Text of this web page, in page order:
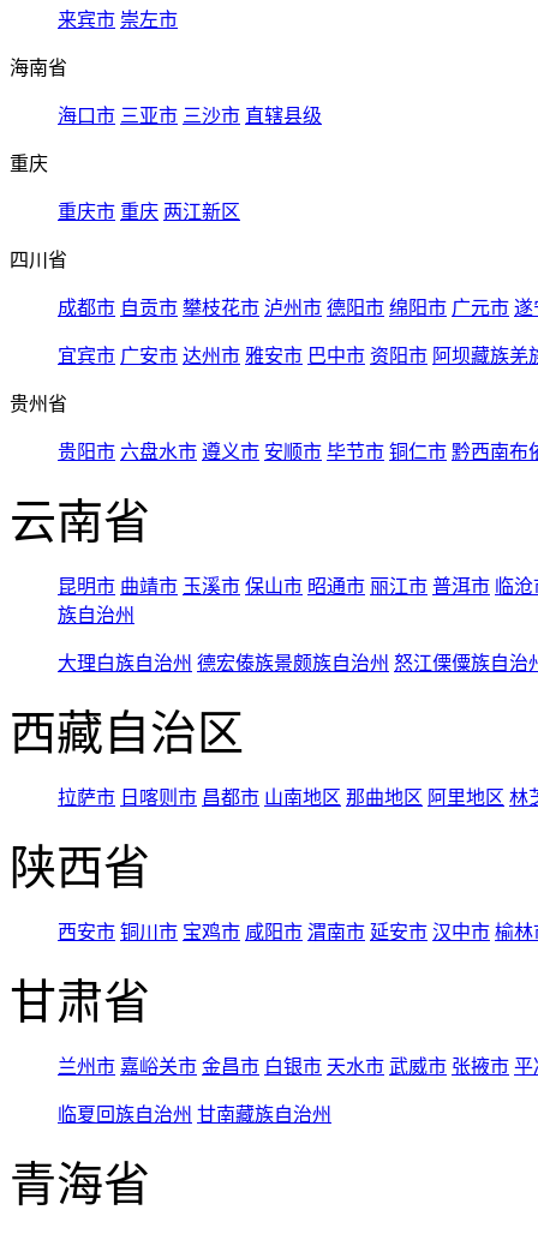
来宾市 崇左市
海南省
海口市 三亚市 三沙市 直辖县级
重庆
重庆市 重庆 两江新区
四川省
成都市 自贡市 攀枝花市 泸州市 德阳市 绵阳市 广元市 遂
宜宾市 广安市 达州市 雅安市 巴中市 资阳市 阿坝藏族羌
贵州省
贵阳市 六盘水市 遵义市 安顺市 毕节市 铜仁市 黔西南布
云南省
昆明市 曲靖市 玉溪市 保山市 昭通市 丽江市 普洱市 临
族自治州
大理白族自治州 德宏傣族景颇族自治州 怒江傈僳族自治
西藏自治区
拉萨市 日喀则市 昌都市 山南地区 那曲地区 阿里地区 林
陕西省
西安市 铜川市 宝鸡市 咸阳市 渭南市 延安市 汉中市 榆林
甘肃省
兰州市 嘉峪关市 金昌市 白银市 天水市 武威市 张掖市 平
临夏回族自治州 甘南藏族自治州
青海省